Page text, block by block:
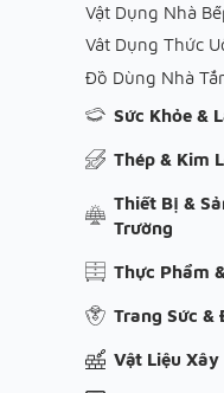
Vật Dụng Nhà
Vât Dụng Thức
Đồ Dùng Nhà
Sức Khỏe &
Thép & Kim
Thiết Bị &
Trường
Thực Phẩm
Trang Sức &
Vật Liệu